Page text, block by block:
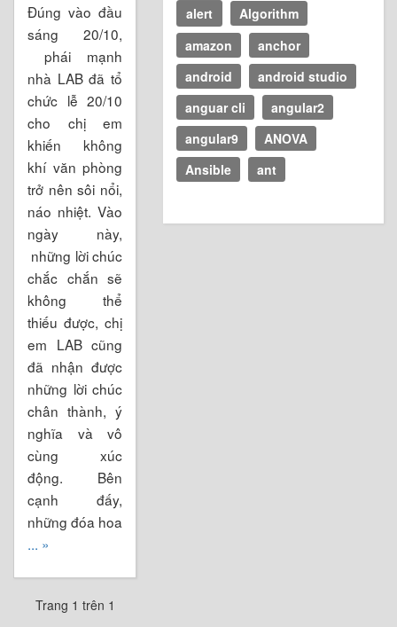
Đúng vào đầu
sáng 20/10,
phái mạnh
nhà LAB đã tổ
chức lễ 20/10
cho chị em
khiến không
khí văn phòng
trở nên sôi nổi,
náo nhiệt. Vào
ngày này,
những lời chúc
chắc chắn sẽ
không thể
thiếu được, chị
em LAB cũng
đã nhận được
những lời chúc
chân thành, ý
nghĩa và vô
cùng xúc
động. Bên
cạnh đấy,
những đóa hoa
... »
Trang 1 trên 1
alert
Algorithm
amazon
anchor
android
android studio
anguar cli
angular2
angular9
ANOVA
Ansible
ant